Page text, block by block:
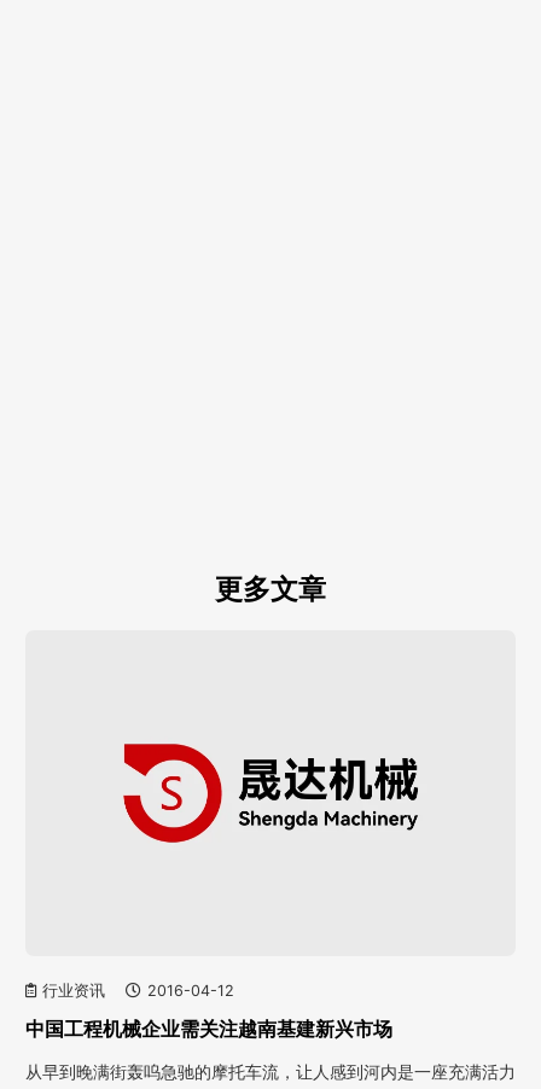
更多文章
行业资讯 2016-04-12
中国工程机械企业需关注越南基建新兴市场
从早到晚满街轰呜急驰的摩托车流，让人感到河内是一座充满活力